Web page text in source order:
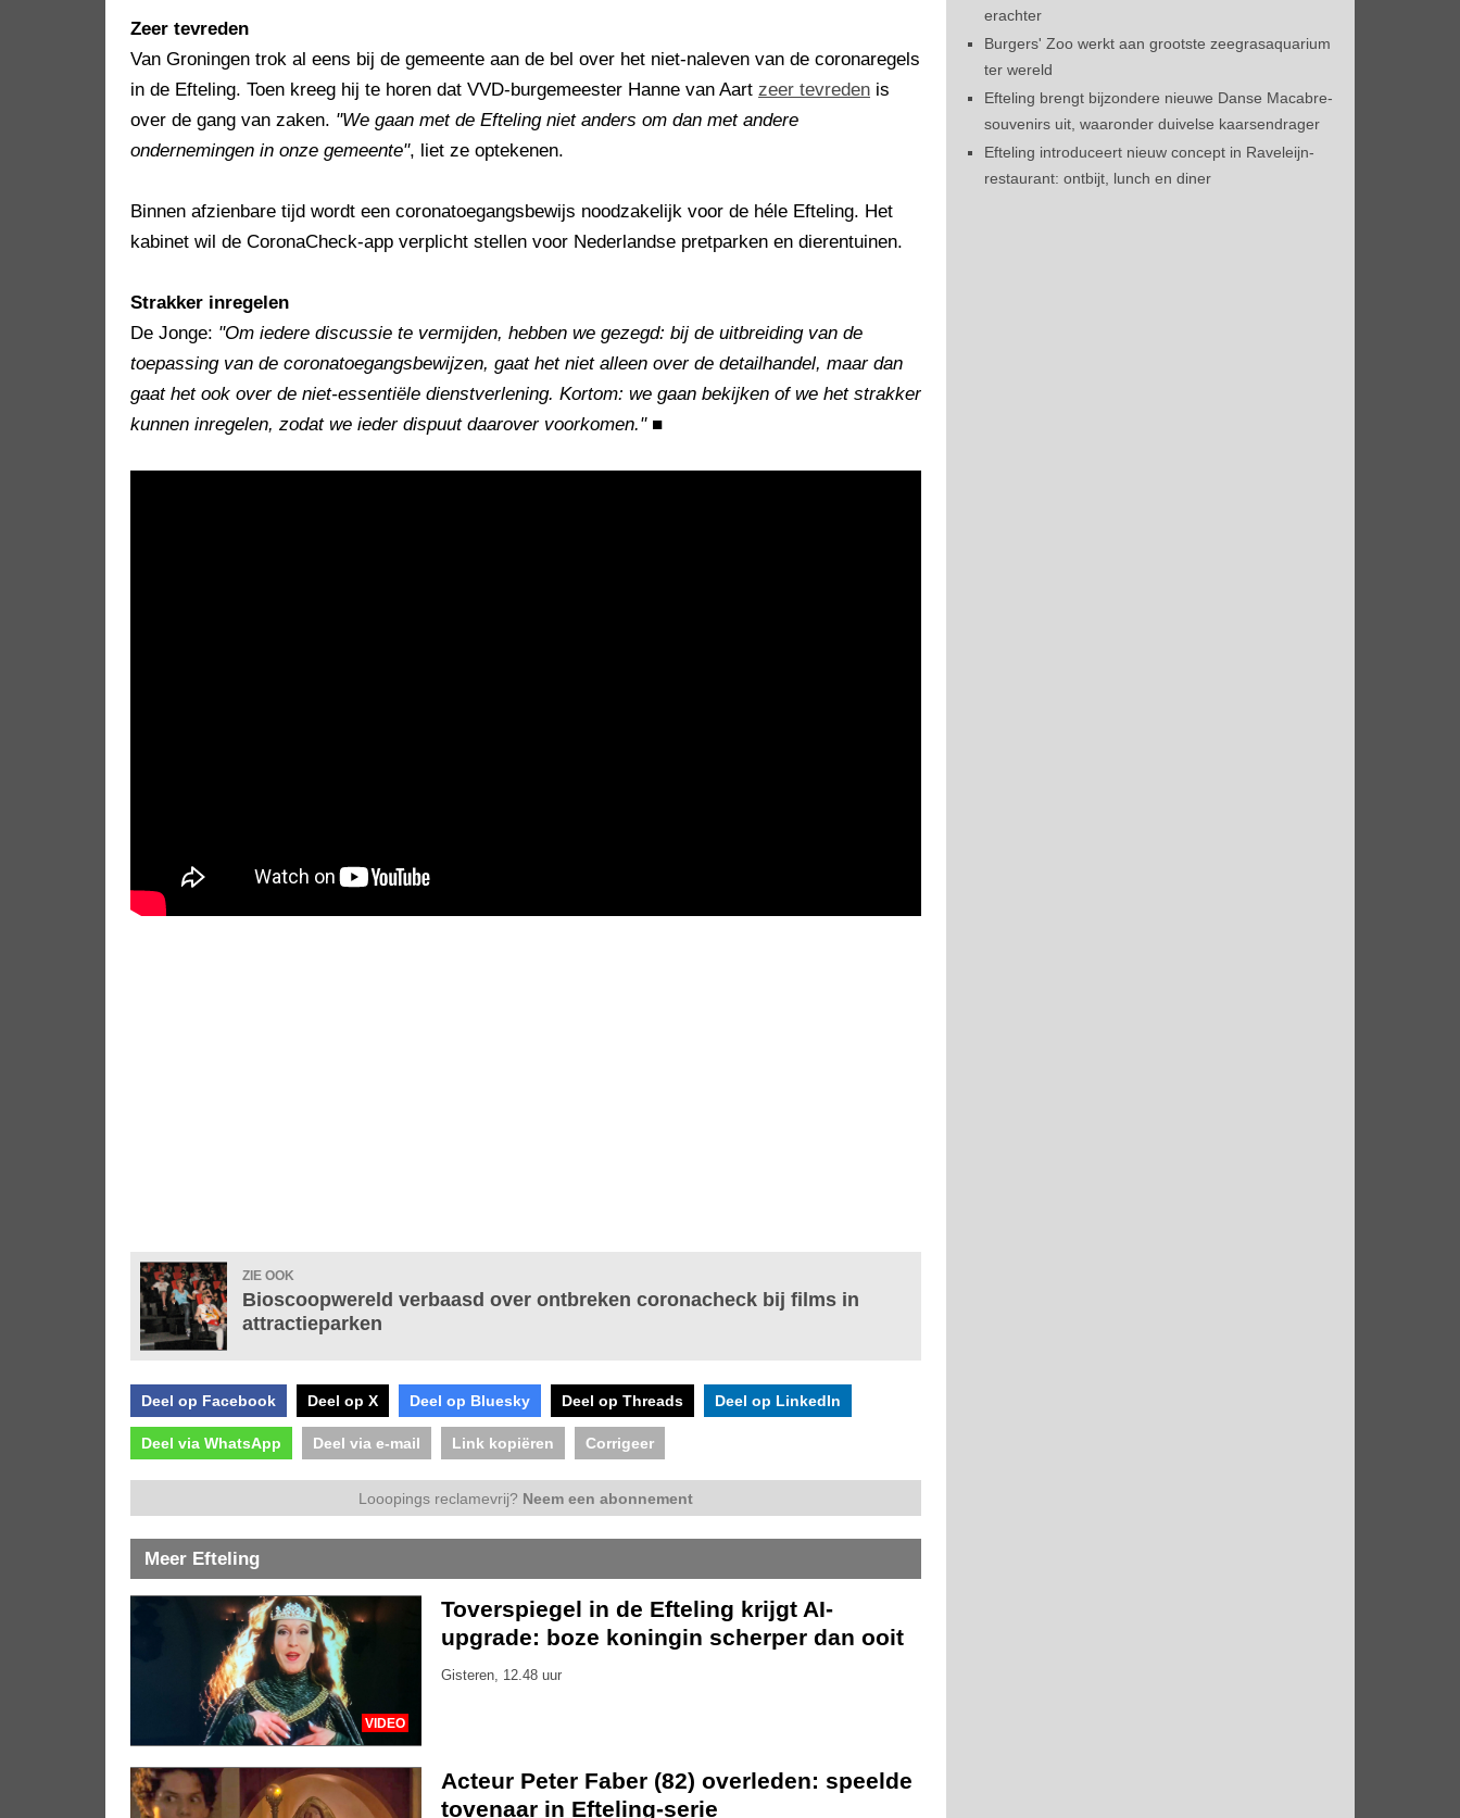
Zeer tevreden
Van Groningen trok al eens bij de gemeente aan de bel over het niet-naleven van de coronaregels
in de Efteling. Toen kreeg hij te horen dat VVD-burgemeester Hanne van Aart zeer tevreden is
over de gang van zaken. "We gaan met de Efteling niet anders om dan met andere
ondernemingen in onze gemeente", liet ze optekenen.
Binnen afzienbare tijd wordt een coronatoegangsbewijs noodzakelijk voor de héle Efteling. Het
kabinet wil de CoronaCheck-app verplicht stellen voor Nederlandse pretparken en dierentuinen.
Strakker inregelen
De Jonge: "Om iedere discussie te vermijden, hebben we gezegd: bij de uitbreiding van de
toepassing van de coronatoegangsbewijzen, gaat het niet alleen over de detailhandel, maar dan
gaat het ook over de niet-essentiële dienstverlening. Kortom: we gaan bekijken of we het strakker
kunnen inregelen, zodat we ieder dispuut daarover voorkomen." ■
ZIE OOK
Bioscoopwereld verbaasd over ontbreken coronacheck bij films in
attractieparken
Deel op Facebook Deel op X Deel op Bluesky Deel op Threads Deel op LinkedIn
Deel via WhatsApp Deel via e-mail Link kopiëren Corrigeer
Looopings reclamevrij? Neem een abonnement
Meer Efteling
VIDEO
Toverspiegel in de Efteling krijgt AI-
upgrade: boze koningin scherper dan ooit
Gisteren, 12.48 uur
Acteur Peter Faber (82) overleden: speelde
tovenaar in Efteling-serie
erachter
Burgers' Zoo werkt aan grootste zeegrasaquarium
ter wereld
Efteling brengt bijzondere nieuwe Danse Macabre-
souvenirs uit, waaronder duivelse kaarsendrager
Efteling introduceert nieuw concept in Raveleijn-
restaurant: ontbijt, lunch en diner